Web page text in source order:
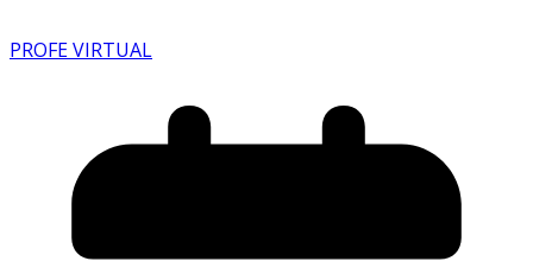
PROFE VIRTUAL